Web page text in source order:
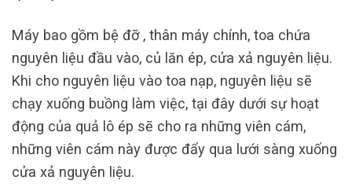
Máy bao gồm bệ đỡ , thân máy chính, toa chứa
nguyên liệu đầu vào, củ lăn ép, cửa xả nguyên liệu.
Khi cho nguyên liệu vào toa nạp, nguyên liệu sẽ
chạy xuống buồng làm việc, tại đây dưới sự hoạt
động của quả lô ép sẽ cho ra những viên cám,
những viên cám này được đẩy qua lưới sàng xuống
cửa xả nguyên liệu.